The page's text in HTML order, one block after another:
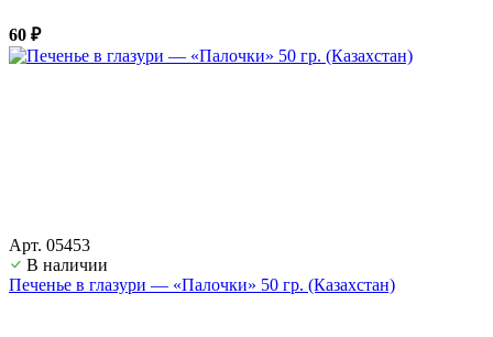
60 ₽
Арт. 05453
В наличии
Печенье в глазури — «Палочки» 50 гр. (Казахстан)